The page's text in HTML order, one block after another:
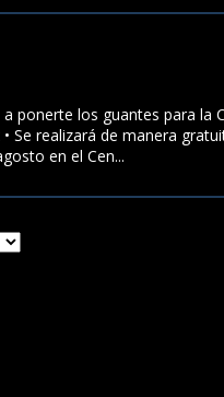
ponerte los guantes para la
Se realizará de manera
en el Cen...